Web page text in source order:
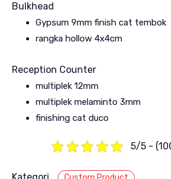
Bulkhead
Gypsum 9mm finish cat tembok
rangka hollow 4x4cm
Reception Counter
multiplek 12mm
multiplek melaminto 3mm
finishing cat duco
5/5 -